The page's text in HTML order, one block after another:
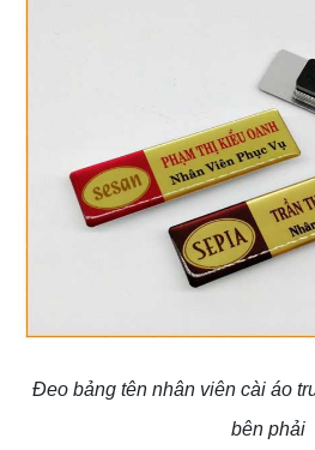
Đeo bảng tên nhân viên cài áo
bên phải